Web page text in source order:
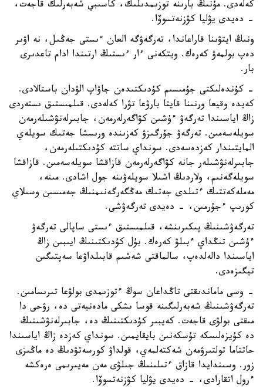
كەلەدى. مۇنىڭ بارىنە توزىمدىلىك، كاسىبي شەبەرلىك قاجەت،
- دەيدى يۋليا كۋزنەتسوۆا.
ونىڭ ايتۋىنا قاراعاندا، تەرگەۋگە العان ءىستى جەڭىل، نە اۋىر
دەپ بولمەۋ كەرەك. ويتكەنى ءار ءىستىڭ ارتىندا ادام تاعدىرى
بار.
- كۇندەلىكتى جۇمىسىم كۇدىكتىدەن جاۋاپ الۋدان باستالادى.
كەيدە وقيعا ورنىنا قايتا بارۋعا تۋرا كەلەدى. قىلمىستىق ىستەردى
زاڭ اياسىندا تەرگەۋ ءۇشىن كۋاگەرلەرمەن، جابىرلەنۋشىلەرمەن
سويلەسەمىن. تەرگەۋ جۇرگىزۋ كەزىندە ورىسشا جەتىك سويلەي
المايتىندار كەزدەسەدى. سونداي ساتتە كۇدىكتىلەرمەن،
جابىرلەنۋشىلەر جانە كۋاگەرلەرمەن قازاقشا سويلەسەمىن. قازاقشا
سويلەگەنىم، ولاردىڭ اشىلا سويلەۋىنە جول اشادى. مىنە،
مەملەكەتتىك ءتىلدى جەتىك مەڭگەرگەنىمنىڭ جەمىسىن وسىلاي
كورىپ ءجۇرمىن، - دەيدى تەرگەۋشى.
تەرگەۋشىنىڭ پىكىرىنشە، قىلمىستىق ءىستى ساپالى تەرگەۋ
ءۇشىن تىڭداي ءبىلۋ كەرەك. بۇل كۇدىكتىنىڭ ايىبىن زاڭ
اياسىندا دالەلدەپ، سالماقتى شەشىم قابىلداۋعا سەپتىگىن
تيگىزەدى.
- وسى ماماندىقتى تاڭداعان سوڭ ءتوزىمدى بولۋعا تىرىسامىن.
تەرگەۋشىنىڭ شەبەرلىگىنە قوسا ىشكى مادەنيەتى دە، رۋحى دا
مىقتى بولۋى قاجەت. كەيبىر كۇدىكتىنىڭ دە، جابىرلەنۋشىنىڭ
دە كۇيزەلىسكە تۇسكەنىن بايقايمىن. سونداي كەزدە زاڭ اياسىندا
حاتتاما تولتىرۋمەن شەكتەلمەي، قولداۋ كورسەتۋدىڭ دە ماڭىزى
زور. وسىندايدا قازاق ءتىلىنىڭ جىلۋى مەن مەيىرىمى ەرەكشە
ءرول اتقارادى، - دەيدى يۋليا كۋزنەتسوۆا.